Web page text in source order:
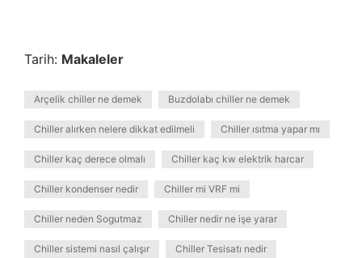
Tarih: Makaleler
Arçelik chiller ne demek Buzdolabı chiller ne demek
Chiller alırken nelere dikkat edilmeli Chiller ısıtma yapar mı
Chiller kaç derece olmalı Chiller kaç kw elektrik harcar
Chiller kondenser nedir Chiller mi VRF mi
Chiller neden Sogutmaz Chiller nedir ne işe yarar
Chiller sistemi nasıl çalışır Chiller Tesisatı nedir